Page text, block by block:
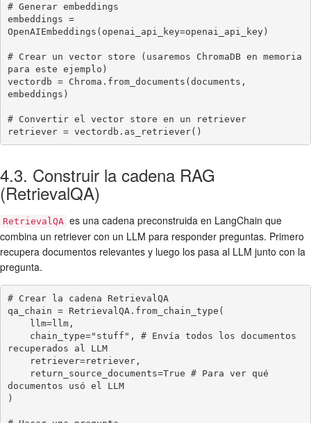
# Generar embeddings
embeddings =
OpenAIEmbeddings(openai_api_key=openai_api_key)
# Crear un vector store (usaremos ChromaDB en memoria
para este ejemplo)
vectordb = Chroma.from_documents(documents,
embeddings)
# Convertir el vector store en un retriever
retriever = vectordb.as_retriever()
4.3. Construir la cadena RAG
(RetrievalQA)
RetrievalQA es una cadena preconstruida en LangChain que
combina un retriever con un LLM para responder preguntas. Primero
recupera documentos relevantes y luego los pasa al LLM junto con la
pregunta.
# Crear la cadena RetrievalQA
qa_chain = RetrievalQA.from_chain_type(
recuperados al LLM
documentos usó el LLM
)